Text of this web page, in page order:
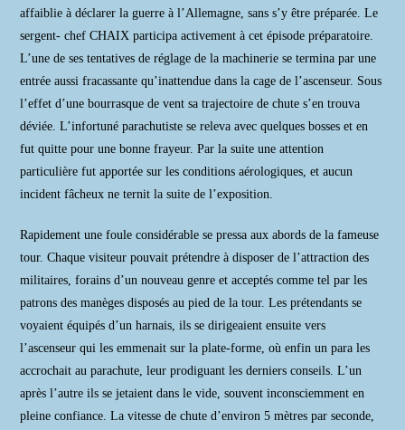
affaiblie à déclarer la guerre à l’Allemagne, sans s’y être préparée. Le
sergent- chef CHAIX participa activement à cet épisode préparatoire.
L’une de ses tentatives de réglage de la machinerie se termina par une
entrée aussi fracassante qu’inattendue dans la cage de l’ascenseur. Sous
l’effet d’une bourrasque de vent sa trajectoire de chute s’en trouva
déviée. L’infortuné parachutiste se releva avec quelques bosses et en
fut quitte pour une bonne frayeur. Par la suite une attention
particulière fut apportée sur les conditions aérologiques, et aucun
incident fâcheux ne ternit la suite de l’exposition.
Rapidement une foule considérable se pressa aux abords de la fameuse
tour. Chaque visiteur pouvait prétendre à disposer de l’attraction des
militaires, forains d’un nouveau genre et acceptés comme tel par les
patrons des manèges disposés au pied de la tour. Les prétendants se
voyaient équipés d’un harnais, ils se dirigeaient ensuite vers
l’ascenseur qui les emmenait sur la plate-forme, où enfin un para les
accrochait au parachute, leur prodiguant les derniers conseils. L’un
après l’autre ils se jetaient dans le vide, souvent inconsciemment en
pleine confiance. La vitesse de chute d’environ 5 mètres par seconde,